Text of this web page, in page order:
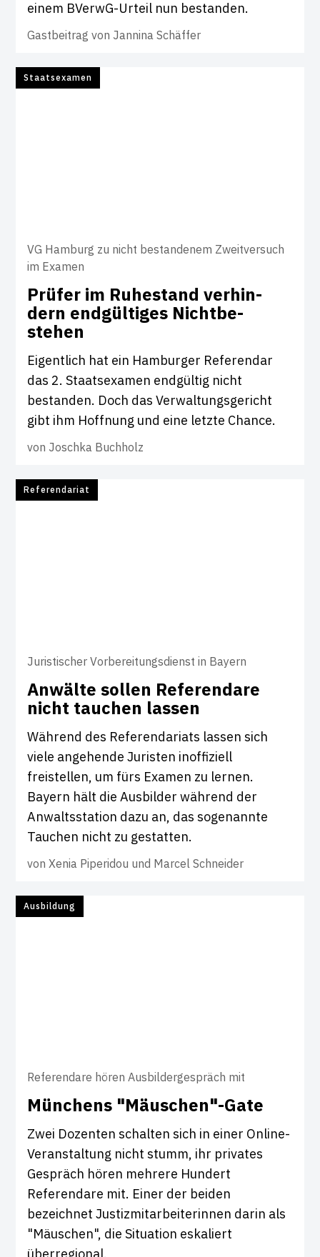
einem BVerwG-Urteil nun bestanden.
Gastbeitrag von Jannina Schäffer
Staatsexamen
VG Hamburg zu nicht bestandenem Zweitversuch
im Examen
Prüfer im Ruhe­stand ver­hin­
dern end­gül­tiges Nicht­be­
stehen
Eigentlich hat ein Hamburger Referendar
das 2. Staatsexamen endgültig nicht
bestanden. Doch das Verwaltungsgericht
gibt ihm Hoffnung und eine letzte Chance.
von Joschka Buchholz
Referendariat
Juristischer Vorbereitungsdienst in Bayern
Anwälte sollen Refe­ren­dare
nicht tau­chen lassen
Während des Referendariats lassen sich
viele angehende Juristen inoffiziell
freistellen, um fürs Examen zu lernen.
Bayern hält die Ausbilder während der
Anwaltsstation dazu an, das sogenannte
Tauchen nicht zu gestatten.
von Xenia Piperidou und Marcel Schneider
Ausbildung
Referendare hören Ausbildergespräch mit
Mün­chens "Mäu­schen"-Gate
Zwei Dozenten schalten sich in einer Online-
Veranstaltung nicht stumm, ihr privates
Gespräch hören mehrere Hundert
Referendare mit. Einer der beiden
bezeichnet Justizmitarbeiterinnen darin als
"Mäuschen", die Situation eskaliert